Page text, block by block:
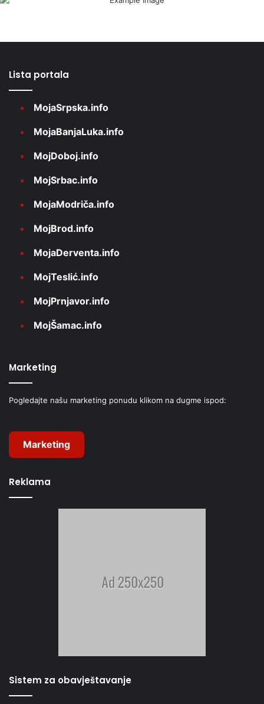
Lista portala
MojaSrpska.info
MojaBanjaLuka.info
MojDoboj.info
MojSrbac.info
MojaModriča.info
MojBrod.info
MojaDerventa.info
MojTeslić.info
MojPrnjavor.info
MojŠamac.info
Marketing
Pogledajte našu marketing ponudu klikom na dugme ispod:
Marketing
Reklama
Sistem za obavještavanje